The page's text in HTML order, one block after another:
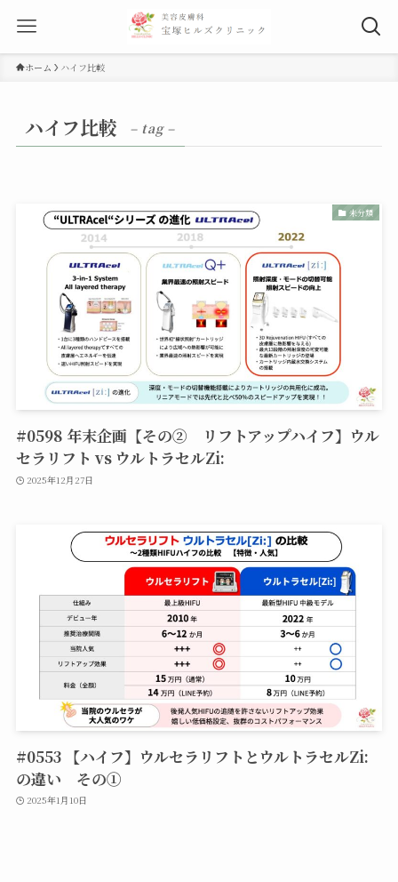
ホーム ハイフ比較
ハイフ比較 – tag –
未分類
#0598 年末企画【その② リフトアップハイフ】ウル
セラリフト vs ウルトラセルZi:
2025年12月27日
#0553 【ハイフ】ウルセラリフトとウルトラセルZi:
の違い その①
2025年1月10日